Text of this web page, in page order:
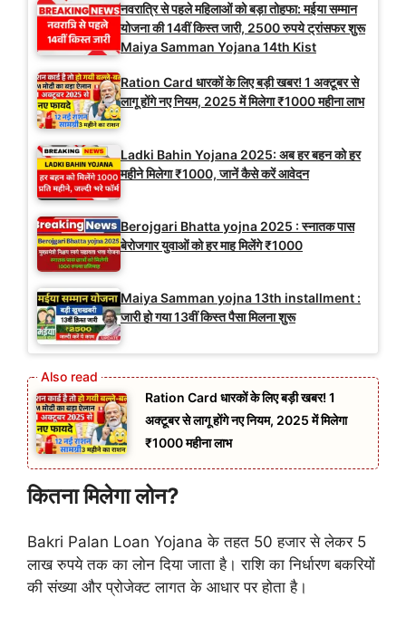
नवरात्रि से पहले महिलाओं को बड़ा तोहफा: मईया सम्मान
योजना की 14वीं किस्त जारी, 2500 रुपये ट्रांसफर शुरू
Maiya Samman Yojana 14th Kist
Ration Card धारकों के लिए बड़ी खबर! 1 अक्टूबर से
लागू होंगे नए नियम, 2025 में मिलेगा ₹1000 महीना लाभ
Ladki Bahin Yojana 2025: अब हर बहन को हर
महीने मिलेगा ₹1000, जानें कैसे करें आवेदन
Berojgari Bhatta yojna 2025 : स्नातक पास
बेरोजगार युवाओं को हर माह मिलेंगे ₹1000
Maiya Samman yojna 13th installment :
जारी हो गया 13वीं किस्त पैसा मिलना शुरू
Ration Card धारकों के लिए बड़ी खबर! 1
अक्टूबर से लागू होंगे नए नियम, 2025 में मिलेगा
₹1000 महीना लाभ
कितना मिलेगा लोन?
Bakri Palan Loan Yojana के तहत 50 हजार से लेकर 5
लाख रुपये तक का लोन दिया जाता है। राशि का निर्धारण बकरियों
की संख्या और प्रोजेक्ट लागत के आधार पर होता है।